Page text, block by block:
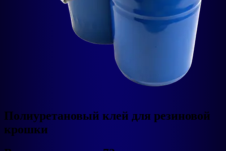
Полиуретановый клей для резиновой
крошки